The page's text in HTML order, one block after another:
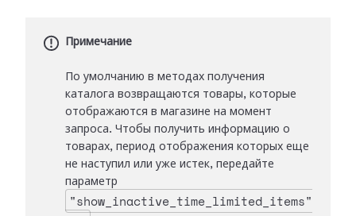
Примечание
По умолчанию в методах получения
каталога возвращаются товары, которые
отображаются в магазине на момент
запроса. Чтобы получить информацию о
товарах, период отображения которых еще
не наступил или уже истек, передайте
параметр
"show_inactive_time_limited_items"